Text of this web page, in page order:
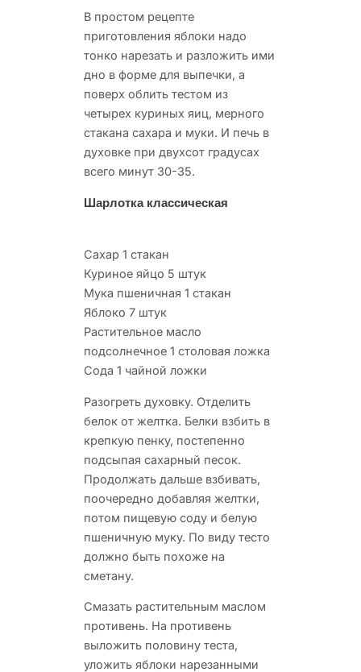
В простом рецепте
приготовления яблоки надо
тонко нарезать и разложить ими
дно в форме для выпечки, а
поверх облить тестом из
четырех куриных яиц, мерного
стакана сахара и муки. И печь в
духовке при двухсот градусах
всего минут 30-35.
Шарлотка классическая
Сахар 1 стакан
Куриное яйцо 5 штук
Мука пшеничная 1 стакан
Яблоко 7 штук
Растительное масло
подсолнечное 1 столовая ложка
Сода 1 чайной ложки
Разогреть духовку. Отделить
белок от желтка. Белки взбить в
крепкую пенку, постепенно
подсыпая сахарный песок.
Продолжать дальше взбивать,
поочередно добавляя желтки,
потом пищевую соду и белую
пшеничную муку. По виду тесто
должно быть похоже на
сметану.
Смазать растительным маслом
противень. На противень
выложить половину теста,
уложить яблоки нарезанными